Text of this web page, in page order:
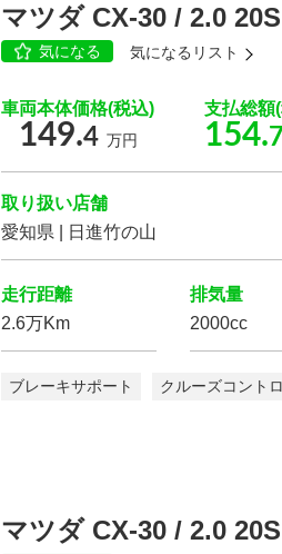
3列シート ウォ
ベンチシート 電動
マツダ CX-30 / 2.0
気になる 気になるリスト
車両本体価格(税込)
149.4 万円
支払総額
154.7
取り扱い店舗
愛知県 | 日進竹の山
走行距離
2.6万Km
排気量
2000cc
ブレーキサポート クルーズコント
マツダ CX-30 / 2.0